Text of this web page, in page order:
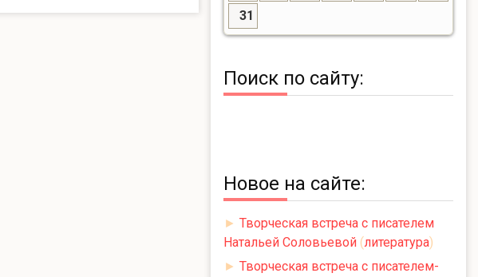
31
Поиск по сайту:
Новое на сайте:
► Творческая встреча с писателем
Натальей Соловьевой (литература)
► Творческая встреча с писателем-